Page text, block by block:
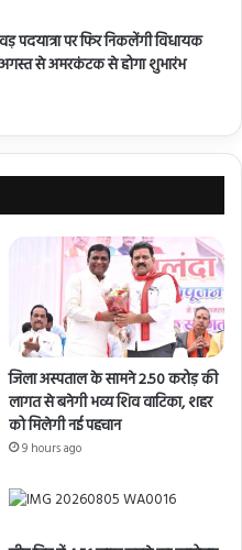
पदयात्रा पर फिर निकलेंगी विधायक
अगस्त से अमरकंटक से होगा शुभारंभ
जिला अस्पताल के सामने 2.50 करोड़ की
लागत से बनेगी भव्य शिव वाटिका, शहर
को मिलेगी नई पहचान
9 hours ago